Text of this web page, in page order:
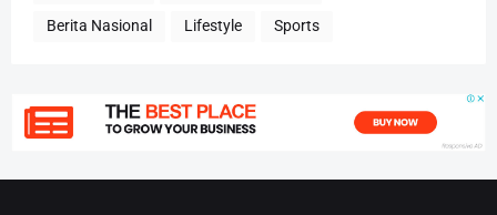
Berita Nasional Lifestyle Sports